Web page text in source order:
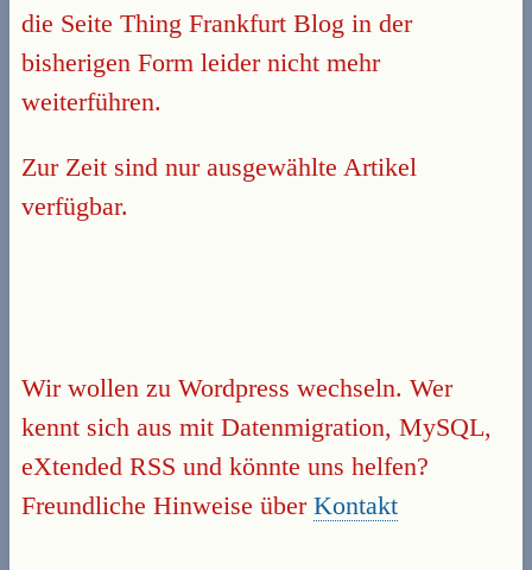
die Seite Thing Frankfurt Blog in der
bisherigen Form leider nicht mehr
weiterführen.
Zur Zeit sind nur ausgewählte Artikel
verfügbar.
Wir wollen zu Wordpress wechseln. Wer
kennt sich aus mit Datenmigration, MySQL,
eXtended RSS und könnte uns helfen?
Freundliche Hinweise über Kontakt